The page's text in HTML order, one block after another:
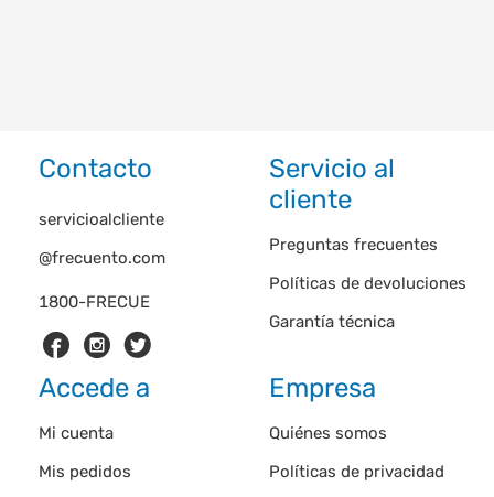
Contacto
1800-FRECUE
servicioalcliente
@frecuento.com
Servicio al
cliente
Preguntas frecuentes
Políticas de devoluciones
Garantía técnica
Accede a
Mi cuenta
Mis pedidos
Empresa
Quiénes somos
Políticas de privacidad